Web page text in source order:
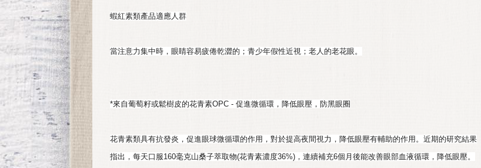
蝦紅素類產品適應人群
當注意力集中時，眼睛容易疲倦乾澀的；青少年假性近視；老人的老花眼。
*來自葡萄籽或鬆樹皮的花青素OPC - 促進微循環，降低眼壓，防黑眼圈
花青素類具有抗發炎，促進眼球微循環的作用，對於提高夜間視力，降低眼壓有輔助的作用。近期的研究結果
指出，每天口服160毫克山桑子萃取物(花青素濃度36%)，連續補充6個月後能改善眼部血液循環，降低眼壓。